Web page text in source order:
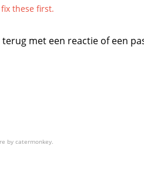
these first.
met een reactie of een
by catermonkey.